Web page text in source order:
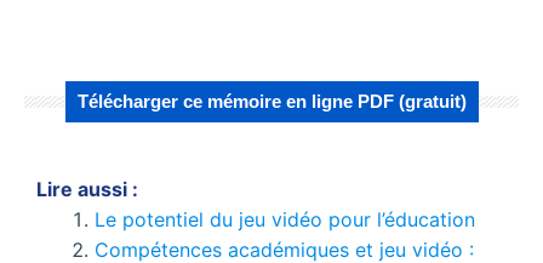
Télécharger ce mémoire en ligne PDF (gratuit)
Lire aussi :
Le potentiel du jeu vidéo pour l’éducation
Compétences académiques et jeu vidéo :